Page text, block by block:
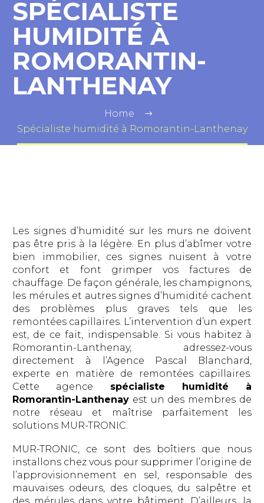
SPÉCIALISTE
HUMIDITÉ À
ROMORANTIN-
LANTHENAY
Home
Spécialiste humidité à Romorantin-Lanthenay
Les signes d’humidité sur les murs ne doivent
pas être pris à la légère. En plus d’abîmer votre
bien immobilier, ces signes nuisent à votre
confort et font grimper vos factures de
chauffage. De façon générale, les champignons,
les mérules et autres signes d’humidité cachent
des problèmes plus graves tels que les
remontées capillaires. L’intervention d’un expert
est, de ce fait, indispensable. Si vous habitez à
Romorantin-Lanthenay, adressez-vous
directement à l’Agence Pascal Blanchard,
experte en matière de remontées capillaires.
Cette agence spécialiste humidité à
Romorantin-Lanthenay est un des membres de
notre réseau et maîtrise parfaitement les
solutions MUR-TRONIC.
MUR-TRONIC, ce sont des boîtiers que nous
installons chez vous pour supprimer l’origine de
l’approvisionnement en sel, responsable des
mauvaises odeurs, des cloques, du salpêtre et
des mérules dans votre bâtiment. D’ailleurs, la